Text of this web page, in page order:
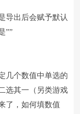
导出后会赋予默认
””
几个数值中单选的
选其一（另类游戏
了，如何填数值